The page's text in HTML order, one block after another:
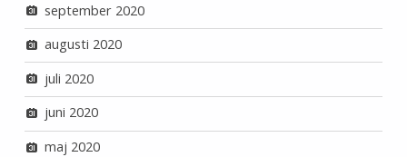
september 2020
augusti 2020
juli 2020
juni 2020
maj 2020